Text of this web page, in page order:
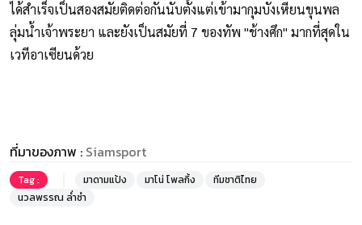
ได้สำเร็จเป็นสองสมัยติดต่อกันนับตั้งแต่เข้ามากุมบังเหียนขุนพล
ลุ่มน้ำเจ้าพระยา และยังเป็นสมัยที่ 7 ของทัพ "ช้างศึก" มากที่สุดใน
เวทีอาเซียนด้วย
ที่มาของภาพ : Siamsport
Tag : มาดามแป้ง มาโน่ โพลกิ้ง
ทีมชาติไทย
นวลพรรณ ล่ำซำ